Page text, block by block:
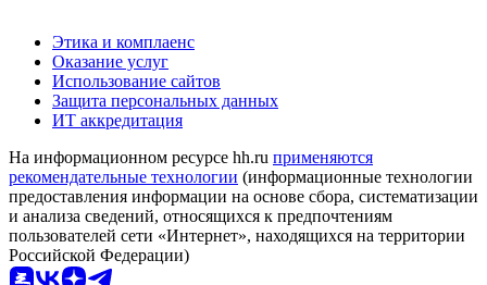
Этика и комплаенс
Оказание услуг
Использование сайтов
Защита персональных данных
ИТ аккредитация
На информационном ресурсе hh.ru применяются
рекомендательные технологии (информационные технологии
предоставления информации на основе сбора, систематизации
и анализа сведений, относящихся к предпочтениям
пользователей сети «Интернет», находящихся на территории
Российской Федерации)